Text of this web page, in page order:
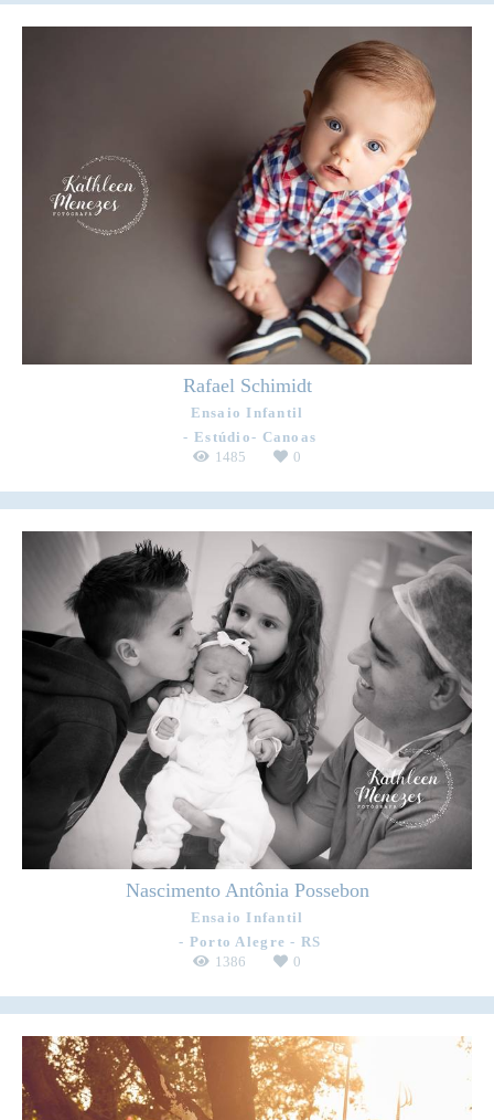
Rafael Schimidt
Ensaio Infantil
Estúdio- Canoas
1485 0
Nascimento Antônia Possebon
Ensaio Infantil
Porto Alegre - RS
1386 0